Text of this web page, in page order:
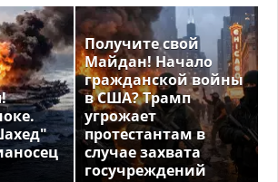
Получите свой
Майдан! Начало
гражданской войны
в США? Трамп
угрожает
протестантам в
случае захвата
госучреждений